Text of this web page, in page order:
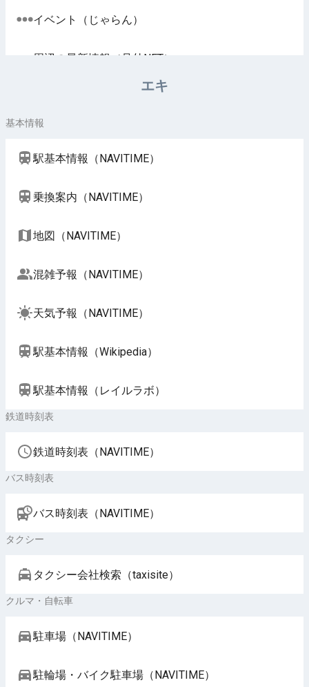
イベント（じゃらん）
周辺の最新情報（号外NET）
エキ
基本情報
駅基本情報（NAVITIME）
乗換案内（NAVITIME）
地図（NAVITIME）
混雑予報（NAVITIME）
天気予報（NAVITIME）
駅基本情報（Wikipedia）
駅基本情報（レイルラボ）
鉄道時刻表
鉄道時刻表（NAVITIME）
バス時刻表
バス時刻表（NAVITIME）
タクシー
タクシー会社検索（taxisite）
クルマ・自転車
駐車場（NAVITIME）
駐輪場・バイク駐車場（NAVITIME）